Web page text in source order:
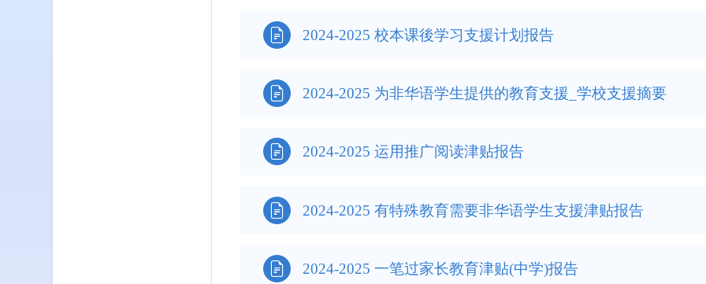
 2024-2025 校本课後学习支援计划报告
 2024-2025 为非华语学生提供的教育支援_学校支援摘要
 2024-2025 运用推广阅读津贴报告
 2024-2025 有特殊教育需要非华语学生支援津贴报告
 2024-2025 一笔过家长教育津贴(中学)报告